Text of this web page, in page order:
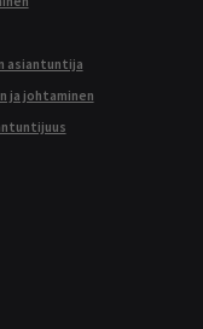
asiantuntija
ja johtaminen